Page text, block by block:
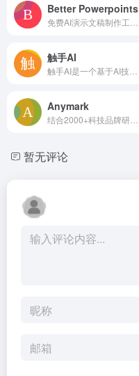
Better Powerpoints
触手AI
Anymark
暂无评论